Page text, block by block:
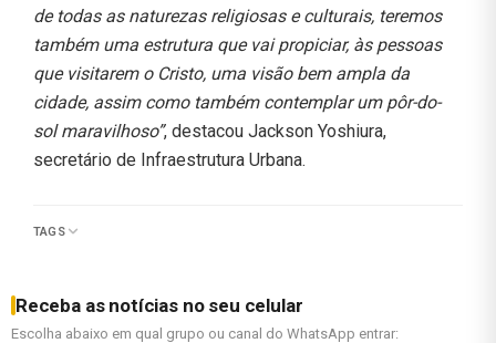
de todas as naturezas religiosas e culturais, teremos
também uma estrutura que vai propiciar, às pessoas
que visitarem o Cristo, uma visão bem ampla da
cidade, assim como também contemplar um pôr-do-
sol maravilhoso”, destacou Jackson Yoshiura,
secretário de Infraestrutura Urbana.
TAGS
Receba as notícias no seu celular
Escolha abaixo em qual grupo ou canal do WhatsApp entrar: